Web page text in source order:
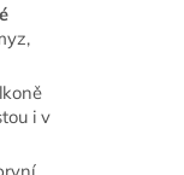
i v